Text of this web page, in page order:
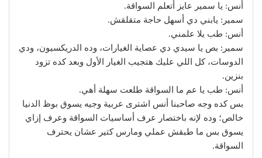
أنس: يا سمير عايز أتعلم السواقة.
سمير: يابني دي أسهل حاجة متقلقش.
أنس: طب يلا علمني.
سمير: بص يا سيدي دي عصاية الغيارات، وده الدريكسيون، ودي
الدوسات، كل اللي عليك هتجيب الغيار الأول وبعد كده تزود
بنزين.
أنس: طب يا عم ما السواقة طلعت سهلة أهي.
بس كده وجه صاحبنا أنس اشترى عربية وجيه يسوق بوظ الدنيا
خالص؛ وده لإنه باختصار عرف أساسيات السواقة وعرف إزاي
يسوق بس ما طبقش عملي ومارس كتير عشان يحترف
السواقة.